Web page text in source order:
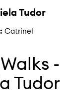
Tudor
Catrinel